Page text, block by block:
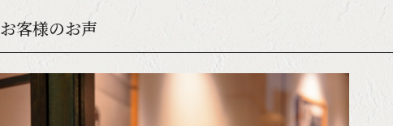
お客様のお声